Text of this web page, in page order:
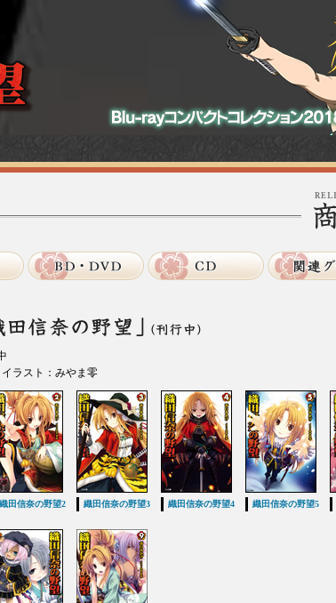
ラスト：みやま零
織田信奈の野望2 織田信奈の野望3 織田信奈の野望4 織田信奈の野望5